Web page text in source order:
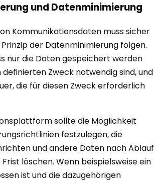
und Datenminimierung
Kommunikationsdaten muss sicher
der Datenminimierung folgen.
nur die Daten gespeichert werden
Zweck notwendig sind, und
die für diesen Zweck erforderlich
sollte die Möglichkeit
festzulegen, die
und andere Daten nach Ablauf
löschen. Wenn beispielsweise ein
ist und die dazugehörigen